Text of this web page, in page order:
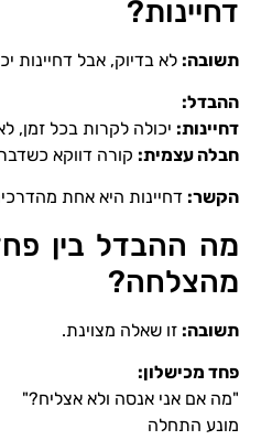
דחיינות?
תשובה: לא בדיוק, אבל דחיינות
ההבדל:
דחיינות: יכולה לקרות בכל זמן,
חבלה עצמית: קורה דווקא
הקשר: דחיינות היא אחת
מה ההבדל בין
מהצלחה?
תשובה: זו שאלה מצוינת.
פחד מכישלון:
"מה אם אני אנסה ולא אצליח?"
מונע התחלה